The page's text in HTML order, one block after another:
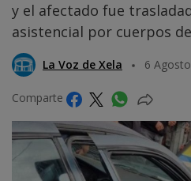
y el afectado fue
asistencial por cuerpos
La Voz de Xela 6
Comparte